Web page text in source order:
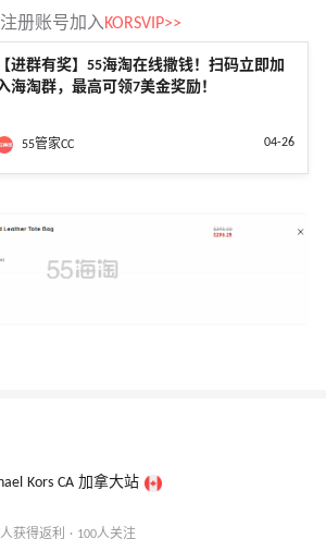
册账号加入KORSVIP>>
【进群有奖】55海淘在线撒钱！扫码立即加
海淘群，最高可领7美金奖励！
55管家CC 04-26
Kors CA 加拿大站
获得返利 · 100人关注